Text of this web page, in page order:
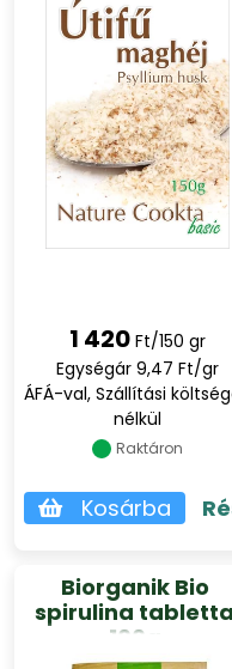
1 420 Ft/150 gr
Egységár 9,47 Ft/gr
ÁFÁ-val, Szállítási
nélkül
Raktáron
Kosárba
Biorganik Bio
spirulina tabletta
100g